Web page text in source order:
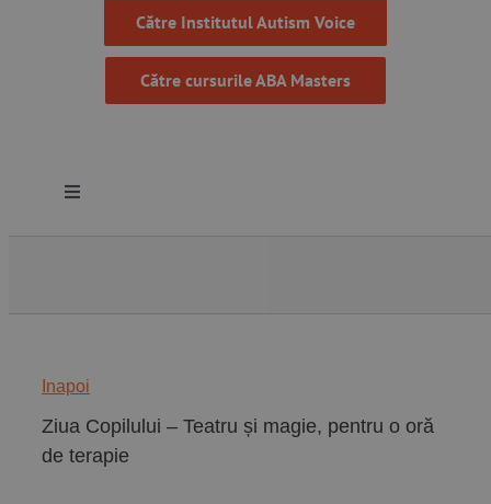
Către Institutul Autism Voice
Către cursurile ABA Masters
Toggle
Programe
Proiecte
Inapoi
Ziua Copilului – Teatru și magie, pentru o oră
de terapie